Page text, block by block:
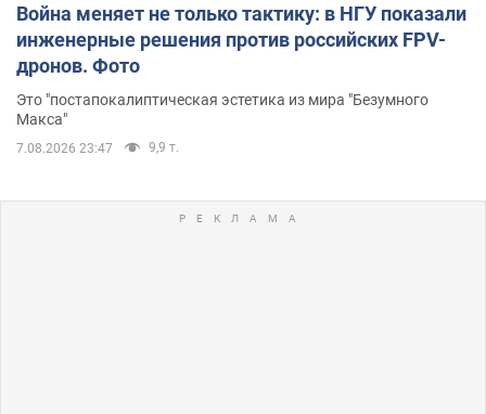
Война меняет не только тактику: в НГУ показали
инженерные решения против российских FPV-
дронов. Фото
Это "постапокалиптическая эстетика из мира "Безумного
Макса"
7.08.2026 23:47 9,9 т.